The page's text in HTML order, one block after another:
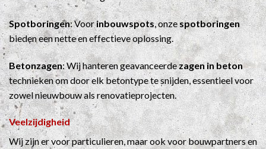
Spotboringen: Voorinbouwspots, onzespotboringen
bieden een nette en effectieve oplossing.
Betonzagen: Wij hanteren geavanceerde zagen in beton
technieken om door elk betontype te snijden, essentieel voor
zowel nieuwbouw als renovatieprojecten.
Veelzijdigheid
Wij zijn er voor particulieren, maar ook voor bouwpartners en